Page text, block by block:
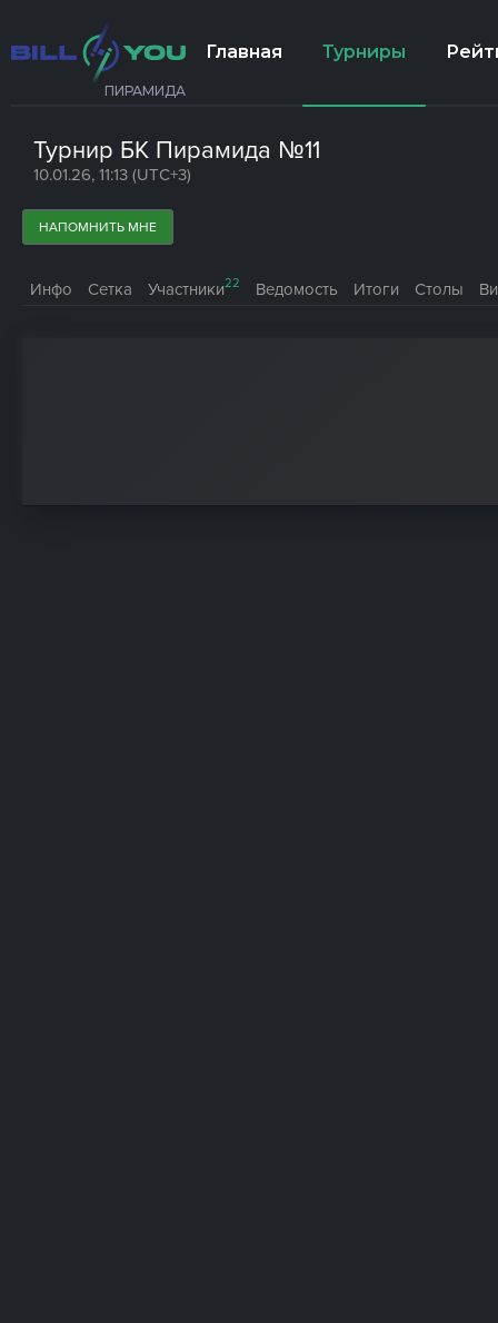
ПИРАМИДА
Главная Турниры
Турнир БК Пирамида №11
10.01.26, 11:13 (UTC+3)
НАПОМНИТЬ МНЕ
Инфо Сетка Участники22 Ведомость Итоги Столы